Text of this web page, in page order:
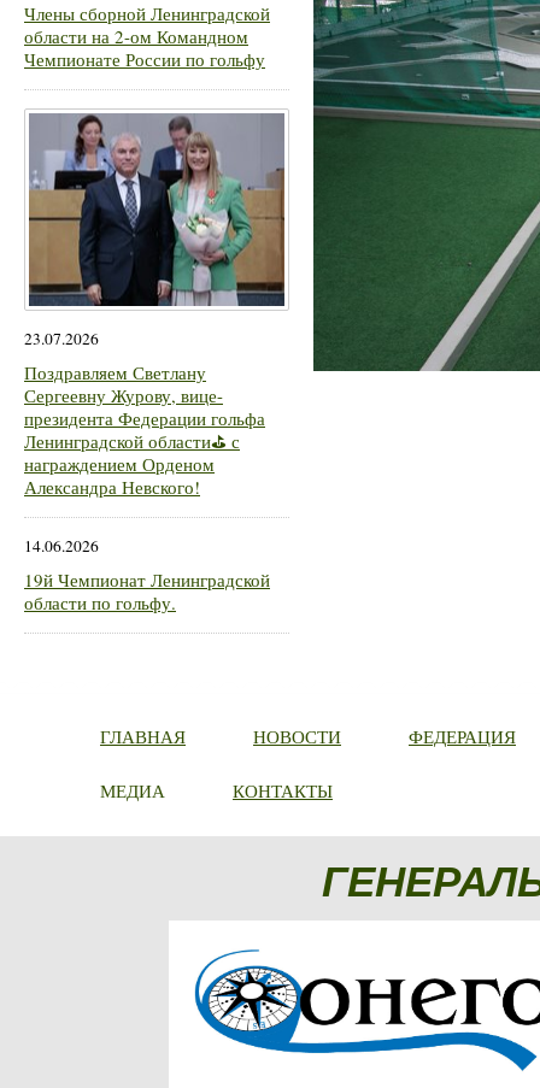
Члены сборной Ленинградской
области на 2-ом Командном
Чемпионате России по гольфу
23.07.2026
Поздравляем Светлану
Сергеевну Журову, вице-
президента Федерации гольфа
Ленинградской области⛳ с
награждением Орденом
Александра Невского!
14.06.2026
19й Чемпионат Ленинградской
области по гольфу.
ГЛАВНАЯ НОВОСТИ ФЕДЕРАЦИЯ
МЕДИА КОНТАКТЫ